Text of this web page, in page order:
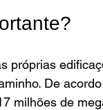
próprias
De
milhões de